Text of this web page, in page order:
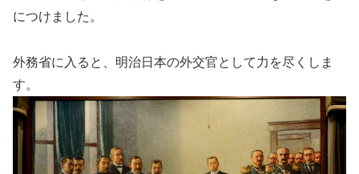
につけました。
外務省に入ると、明治日本の外交官として力を尽くしま
す。